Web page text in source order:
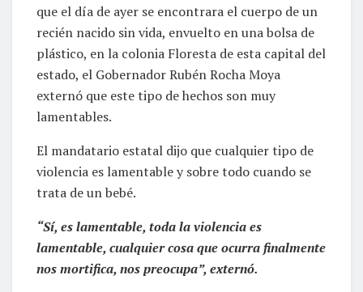
que el día de ayer se encontrara el cuerpo de un
recién nacido sin vida, envuelto en una bolsa de
plástico, en la colonia Floresta de esta capital del
estado, el Gobernador Rubén Rocha Moya
externó que este tipo de hechos son muy
lamentables.
El mandatario estatal dijo que cualquier tipo de
violencia es lamentable y sobre todo cuando se
trata de un bebé.
“Sí, es lamentable, toda la violencia es
lamentable, cualquier cosa que ocurra finalmente
nos mortifica, nos preocupa”, externó.